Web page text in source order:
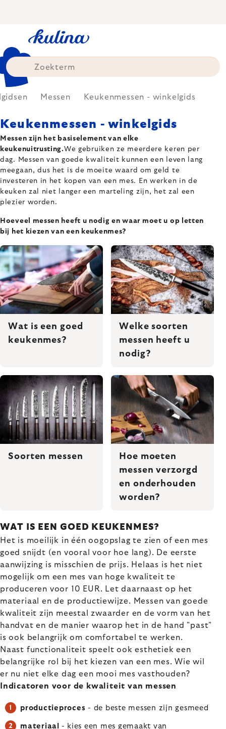
Messen Keukenmessen - winkelgids
Keukenmessen - winkelgids
Messen zijn het basiselement van elke
keukenuitrusting.We gebruiken ze meerdere keren per
dag. Messen van goede kwaliteit kunnen een leven lang
meegaan, dus het is de moeite waard om geld te
investeren in het kopen van een mes. En werken in de
keuken zal niet langer een marteling zijn, het zal een
plezier worden.
Hoeveel messen heeft u nodig en waar moet u op letten
bij het kiezen van een keukenmes?
Wat is een goed
keukenmes?
Welke soorten
messen heeft u
nodig?
Soorten messen
Hoe moeten
messen verzorgd
en onderhouden
worden?
WAT IS EEN GOED KEUKENMES?
Het is moeilijk in één oogopslag te zien of een mes
goed snijdt (en vooral voor hoe lang). De eerste
aanwijzing is misschien de prijs. Helaas is het niet
mogelijk om een mes van hoge kwaliteit te
produceren voor 10 EUR. Let daarnaast op het
materiaal en de productiewijze. Messen van goede
kwaliteit zijn meestal zwaarder en de vorm van het
handvat en de manier waarop het in de hand "past"
is ook belangrijk om comfortabel te werken.
Naast functionaliteit speelt ook esthetiek een
belangrijke rol bij het kiezen van een mes. Wie wil
er nu niet elke dag een mooi mes vasthouden?
Indicatoren voor de kwaliteit van messen
productieproces - de beste messen zijn gesmeed
materiaal - kies een mes gemaakt van